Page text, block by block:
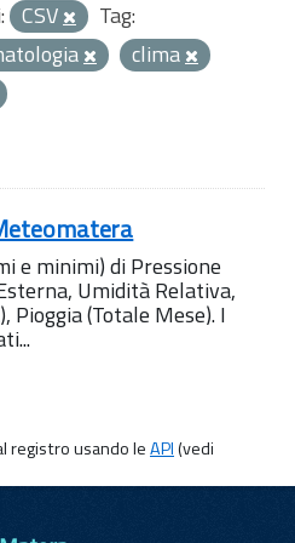
CSV
Tag:
clima
e minimi) di Pressione
Umidità Relativa,
Pioggia (Totale Mese). I
registro usando leAPI(vedi